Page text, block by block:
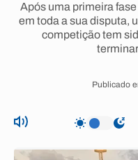
Após uma primeira
em toda a sua disputa,
competição tem
Publicado